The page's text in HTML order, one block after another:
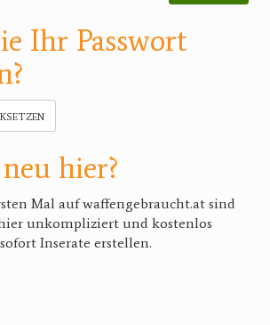
Ihr Passwort
hier?
Mal auf waffengebraucht.at sind
unkompliziert und kostenlos
Inserate erstellen.